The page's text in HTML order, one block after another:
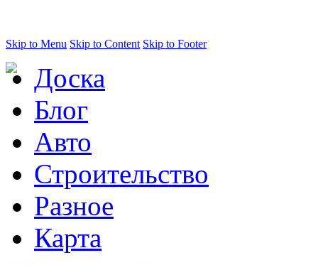
Skip to Menu Skip to Content Skip to Footer
Доска
Блог
Авто
Строительство
Разное
Карта